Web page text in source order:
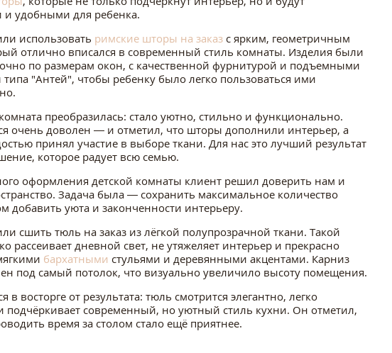
удобными для ребенка.
использовать римские шторы на заказ с ярким, геометричным
отлично вписался в современный стиль комнаты. Изделия были
по размерам окон, с качественной фурнитурой и подъемными
"Антей", чтобы ребенку было легко пользоваться ими
преобразилась: стало уютно, стильно и функционально.
очень доволен — и отметил, что шторы дополнили интерьер, а
принял участие в выборе ткани. Для нас это лучший результат
которое радует всю семью.
оформления детской комнаты клиент решил доверить нам и
Задача была — сохранить максимальное количество
добавить уюта и законченности интерьеру.
сшить тюль на заказ из лёгкой полупрозрачной ткани. Такой
рассеивает дневной свет, не утяжеляет интерьер и прекрасно
бархатными стульями и деревянными акцентами. Карниз
под самый потолок, что визуально увеличило высоту помещения.
в восторге от результата: тюль смотрится элегантно, легко
подчёркивает современный, но уютный стиль кухни. Он отметил,
время за столом стало ещё приятнее.